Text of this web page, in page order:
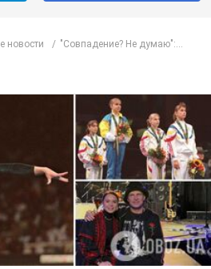
поразила президента
"Слава Украине"! Как
которая 30
"золото" Олимпиады
Донецка сохранился большой
с надписью "Атланта-1996"